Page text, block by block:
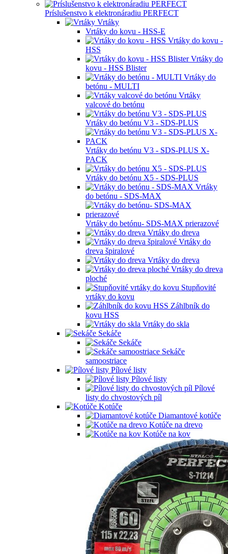
Príslušenstvo k elektronáradiu PERFECT
Vrtáky
Vrtáky do kovu - HSS-E
Vrtáky do kovu -
HSS
Vrtáky do
kovu - HSS Blister
Vrtáky do
betónu - MULTI
Vrtáky
valcové do betónu
Vrtáky do betónu V3 - SDS-PLUS
Vrtáky do betónu V3 - SDS-PLUS X-
PACK
Vrtáky do betónu X5 - SDS-PLUS
Vrtáky
do betónu - SDS-MAX
Vrtáky do betónu- SDS-MAX prierazové
Vrtáky do dreva
Vrtáky do
dreva špiralové
Vrtáky do dreva
Vrtáky do dreva
ploché
Stupňovité
vrtáky do kovu
Záhlbník do
kovu HSS
Vrtáky do skla
Sekáče
Sekáče
Sekáče
samoostriace
Pílové listy
Pílové listy
Pílové
listy do chvostových píl
Kotúče
Diamantové kotúče
Kotúče na drevo
Kotúče na kov